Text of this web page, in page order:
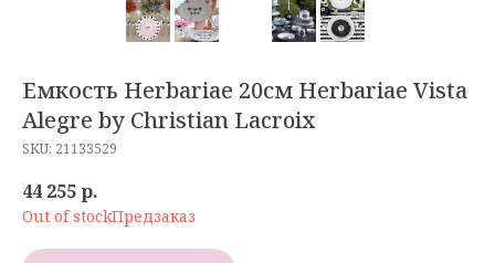
Емкость Herbariae 20см Herbariae Vista
Alegre by Christian Lacroix
SKU: 21133529
44 255р.
Out of stock